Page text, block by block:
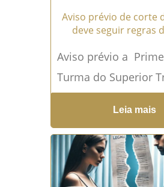
Aviso prévio de corte
deve seguir regras
Aviso prévio a
Turma do Superior
de Justiça (STJ)
empresas
energia elétrica
seguir estritamente
mais →
Leia mais